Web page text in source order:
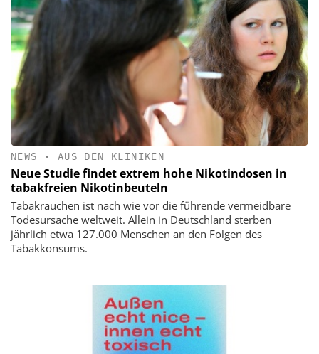
NEWS • AUS DEN KLINIKEN
Neue Studie findet extrem hohe Nikotindosen in
tabakfreien Nikotinbeuteln
Tabakrauchen ist nach wie vor die führende vermeidbare
Todesursache weltweit. Allein in Deutschland sterben
jährlich etwa 127.000 Menschen an den Folgen des
Tabakkonsums.